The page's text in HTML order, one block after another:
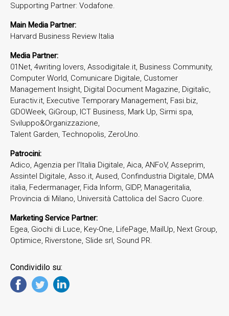
Supporting Partner: Vodafone.
Main Media Partner:
Harvard Business Review Italia
Media Partner:
01Net, 4writing lovers, Assodigitale.it, Business Community,
Computer World, Comunicare Digitale, Customer
Management Insight, Digital Document Magazine, Digitalic,
Euractiv.it, Executive Temporary Management, Fasi.biz,
GDOWeek, GiGroup, ICT Business, Mark Up, Sirmi spa,
Sviluppo&Organizzazione,
Talent Garden, Technopolis, ZeroUno.
Patrocini:
Adico, Agenzia per l’Italia Digitale, Aica, ANFoV, Asseprim,
Assintel Digitale, Asso.it, Aused, Confindustria Digitale, DMA
italia, Federmanager, Fida Inform, GIDP, Manageritalia,
Provincia di Milano, Università Cattolica del Sacro Cuore.
Marketing Service Partner:
Egea, Giochi di Luce, Key-One, LifePage, MailUp, Next Group,
Optimice, Riverstone, Slide srl, Sound PR.
Condividilo su: